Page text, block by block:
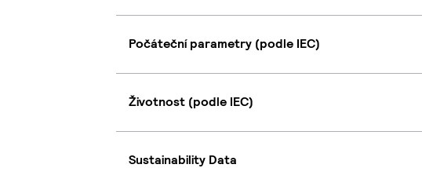
Počáteční parametry (podle IEC)
Životnost (podle IEC)
Sustainability Data